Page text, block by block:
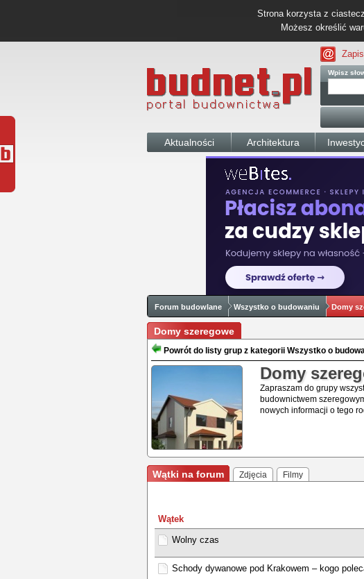
Strona korzysta z
Możesz określić
Wpisz
Aktualności Architektura
Forum budowlane Wszystko o budowaniu Domy
Domy szeregowe
Powrót do listy grup z kategorii Wszystko o
Domy
Zapraszam do grupy
budownictwem
nowych informacji o tego
Wątki na forum Zdjęcia Filmy
Wątek
Wolny czas
Schody dywanowe pod Krakowem – kogo